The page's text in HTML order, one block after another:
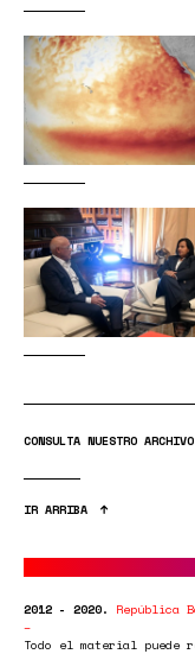
CONSULTA NUESTRO
IR ARRIBA
2012 - 2020. República
Todo el material puede